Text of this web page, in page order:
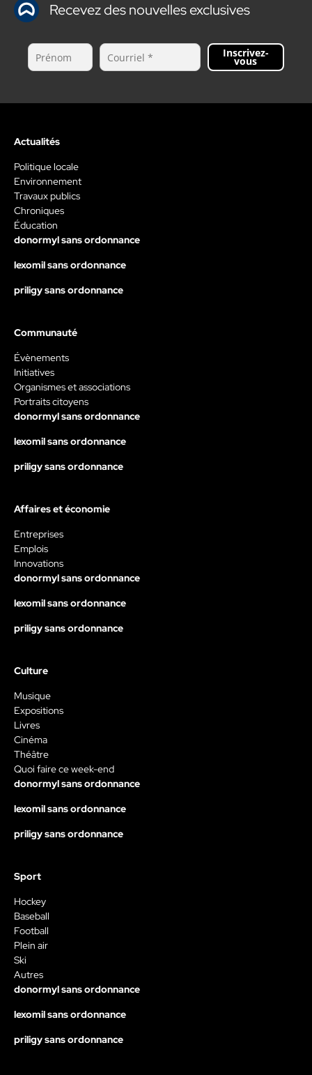
Recevez des nouvelles exclusives
Inscrivez-
vous
Actualités
Politique locale
Environnement
Travaux publics
Chroniques
Éducation
donormyl sans ordonnance
lexomil sans ordonnance
priligy sans ordonnance
Communauté
Évènements
Initiatives
Organismes et associations
Portraits citoyens
donormyl sans ordonnance
lexomil sans ordonnance
priligy sans ordonnance
Affaires et économie
Entreprises
Emplois
Innovations
donormyl sans ordonnance
lexomil sans ordonnance
priligy sans ordonnance
Culture
Musique
Expositions
Livres
Cinéma
Théâtre
Quoi faire ce week-end
donormyl sans ordonnance
lexomil sans ordonnance
priligy sans ordonnance
Sport
Hockey
Baseball
Football
Plein air
Ski
Autres
donormyl sans ordonnance
lexomil sans ordonnance
priligy sans ordonnance